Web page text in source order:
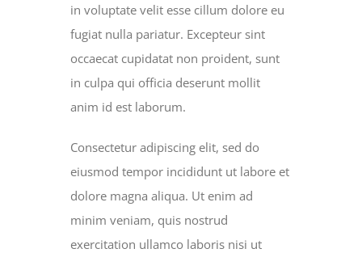
in voluptate velit esse cillum dolore eu
fugiat nulla pariatur. Excepteur sint
occaecat cupidatat non proident, sunt
in culpa qui officia deserunt mollit
anim id est laborum.
Consectetur adipiscing elit, sed do
eiusmod tempor incididunt ut labore et
dolore magna aliqua. Ut enim ad
minim veniam, quis nostrud
exercitation ullamco laboris nisi ut